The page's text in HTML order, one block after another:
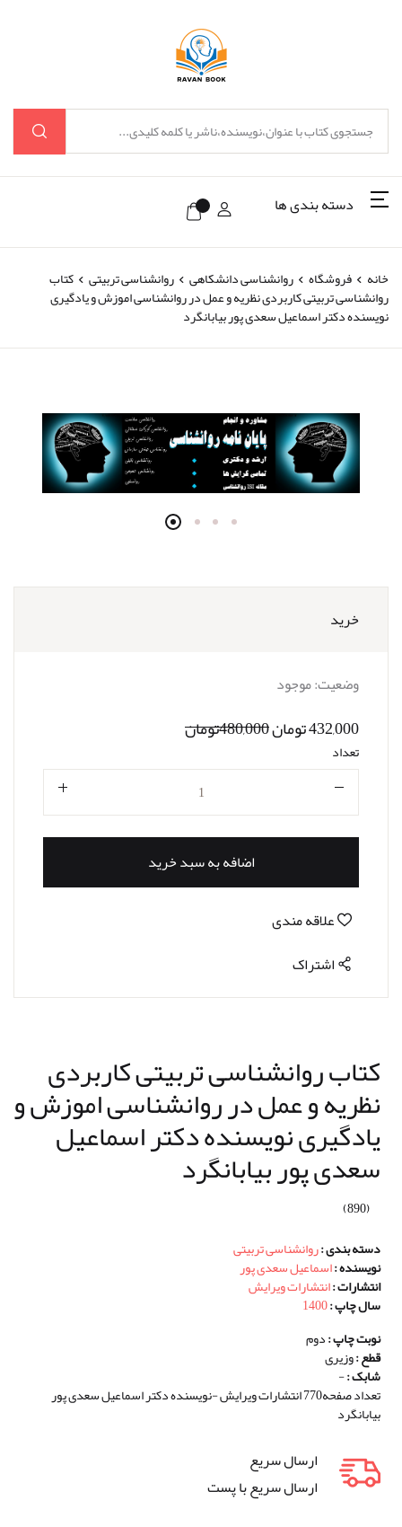
دسته بندی ها
خانه فروشگاه روانشناسی دانشکاهی روانشناسی تربیتی کتاب
روانشناسی تربیتی کاربردی نظریه و عمل در روانشناسی اموزش و یادگیری
نویسنده دکتر اسماعیل سعدی پور بیابانگرد
خرید
وضعیت:موجود
432,000 تومان 480,000تومان
تعداد
اضافه به سبد خرید
علاقه مندی
اشتراک
کتاب روانشناسی تربیتی کاربردی
نظریه و عمل در روانشناسی اموزش و
یادگیری نویسنده دکتر اسماعیل
سعدی پور بیابانگرد
(890)
دسته بندی :روانشناسی تربیتی
نویسنده :اسماعیل سعدی پور
انتشارات :انتشارات ویرایش
سال چاپ :1400
نوبت چاپ :دوم
قطع :وزیری
شابک :-
تعداد صفحه770 انتشارات ویرایش -نویسنده دکتر اسماعیل سعدی پور
بیابانگرد
ارسال سریع
ارسال سریع با پست